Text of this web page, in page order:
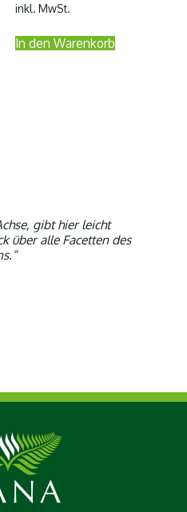
inkl. MwSt.
In den Warenkorb
gibt hier leicht
über alle Facetten des